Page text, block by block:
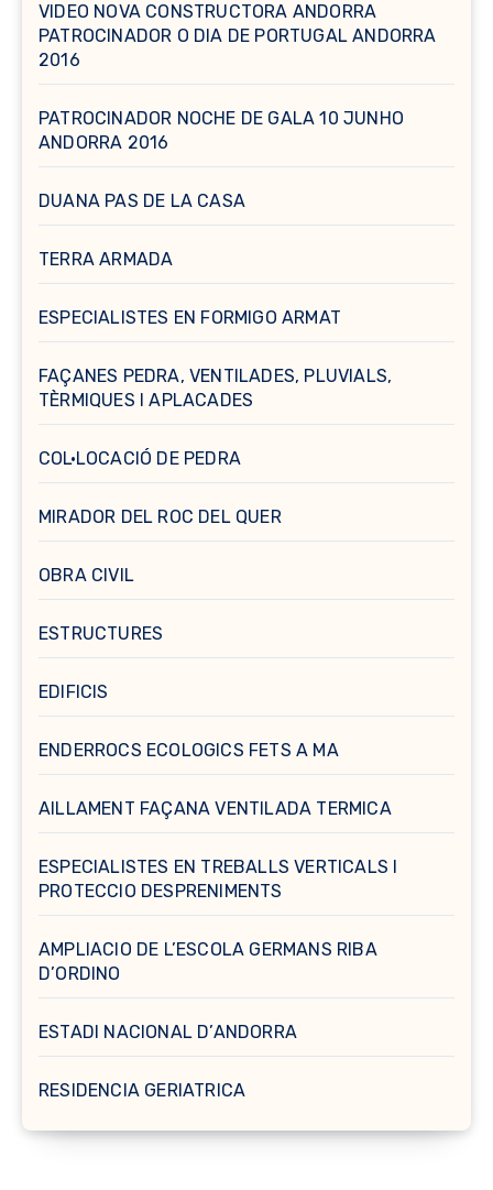
VIDEO NOVA CONSTRUCTORA ANDORRA
PATROCINADOR O DIA DE PORTUGAL ANDORRA
2016
PATROCINADOR NOCHE DE GALA 10 JUNHO
ANDORRA 2016
DUANA PAS DE LA CASA
TERRA ARMADA
ESPECIALISTES EN FORMIGO ARMAT
FAÇANES PEDRA, VENTILADES, PLUVIALS,
TÈRMIQUES I APLACADES
COL·LOCACIÓ DE PEDRA
MIRADOR DEL ROC DEL QUER
OBRA CIVIL
ESTRUCTURES
EDIFICIS
ENDERROCS ECOLOGICS FETS A MA
AILLAMENT FAÇANA VENTILADA TERMICA
ESPECIALISTES EN TREBALLS VERTICALS I
PROTECCIO DESPRENIMENTS
AMPLIACIO DE L’ESCOLA GERMANS RIBA
D’ORDINO
ESTADI NACIONAL D’ANDORRA
RESIDENCIA GERIATRICA